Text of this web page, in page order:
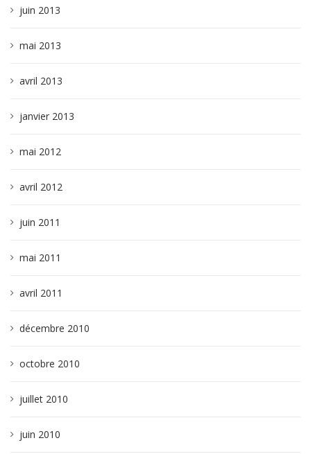
juin 2013
mai 2013
avril 2013
janvier 2013
mai 2012
avril 2012
juin 2011
mai 2011
avril 2011
décembre 2010
octobre 2010
juillet 2010
juin 2010